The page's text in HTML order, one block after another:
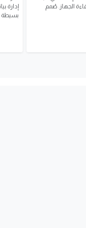
الجهاز. صُمم
بسيطة